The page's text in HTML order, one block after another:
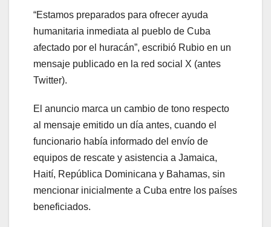
“Estamos preparados para ofrecer ayuda
humanitaria inmediata al pueblo de Cuba
afectado por el huracán”, escribió Rubio en un
mensaje publicado en la red social X (antes
Twitter).
El anuncio marca un cambio de tono respecto
al mensaje emitido un día antes, cuando el
funcionario había informado del envío de
equipos de rescate y asistencia a Jamaica,
Haití, República Dominicana y Bahamas, sin
mencionar inicialmente a Cuba entre los países
beneficiados.